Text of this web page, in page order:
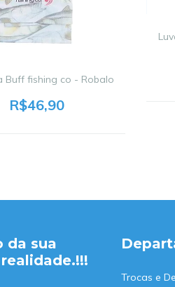
Buff fishing co - Robalo
R$46,90
da sua
Trocas e